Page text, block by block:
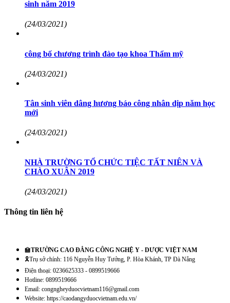
sinh năm 2019
(24/03/2021)
công bố chương trình đào tạo khoa Thẩm mỹ
(24/03/2021)
Tân sinh viên dâng hương báo công nhân dịp năm học
mới
(24/03/2021)
NHÀ TRƯỜNG TỔ CHỨC TIỆC TẤT NIÊN VÀ
CHÀO XUÂN 2019
(24/03/2021)
Thông tin liên hệ
🏫TRƯỜNG CAO ĐẲNG CÔNG NGHỆ Y - DƯỢC VIỆT NAM
🎗️Trụ sở chính: 116 Nguyễn Huy Tưởng, P. Hòa Khánh, TP Đà Nẵng
Điện thoại: 0236625333 - 0899519666
Hotline: 0899519666
Email: congngheyduocvietnam116@gmail.com
Website: https://caodangyduocvietnam.edu.vn/